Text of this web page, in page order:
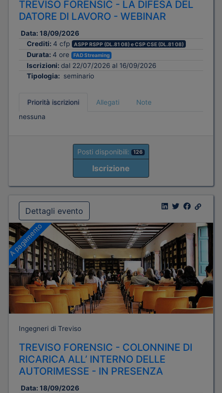
TREVISO FORENSIC - LA DIFESA DEL
DATORE DI LAVORO - WEBINAR
Data: 18/09/2026
Crediti: 4 cfp ASPP RSPP (DL.81 08) e CSP CSE (DL.81 08)
Durata: 4 ore FAD Streaming
Iscrizioni: dal 22/07/2026 al 16/09/2026
Tipologia: seminario
Priorità iscrizioni Allegati
Note
nessuna
Posti disponibili: 126
Iscrizione
Dettagli evento
A pagamento
Ingegneri di Treviso
TREVISO FORENSIC - COLONNINE DI
RICARICA ALL’ INTERNO DELLE
AUTORIMESSE - IN PRESENZA
Data: 18/09/2026